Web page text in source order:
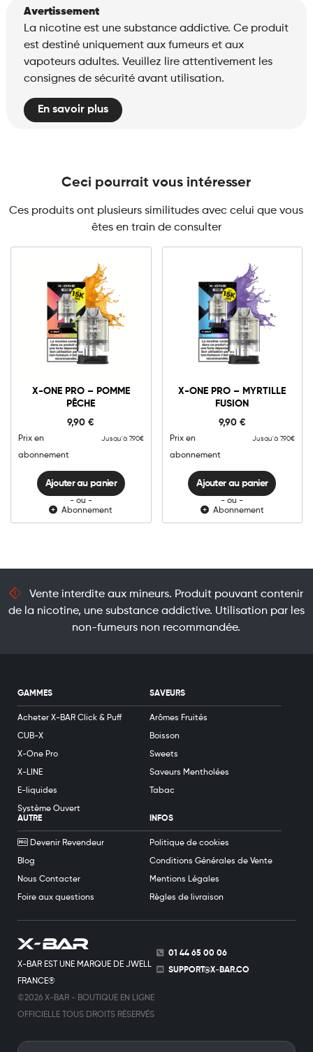
Avertissement
La nicotine est une substance addictive. Ce produit
est destiné uniquement aux fumeurs et aux
vapoteurs adultes. Veuillez lire attentivement les
consignes de sécurité avant utilisation.
En savoir plus
Ceci pourrait vous intéresser
Ces produits ont plusieurs similitudes avec celui que vous
êtes en train de consulter
X-ONE PRO – POMME
PÊCHE
9,90€
Prix en
abonnement
Jusqu'à 7.90€
10mg 20mg
ONE
-
Pêche
quantité
Ajouter au panier
Ajouter au panier
- ou -
Abonnement
X-ONE PRO – MYRTILLE
FUSION
9,90 €
Prix en
abonnement
Jusqu'à 7.90€
10mg 20mg
ONE
-
Fusion
quantité
Ajouter au panier
Ajouter au panier
- ou -
Abonnement
Vente interdite aux mineurs. Produit pouvant contenir
de la nicotine, une substance addictive. Utilisation par les
non-fumeurs non recommandée.
X-BAR EST UNE MARQUE DE JWELL
FRANCE®
©2026 X-BAR - BOUTIQUE EN LIGNE
OFFICIELLE TOUS DROITS RÉSERVÉS
01 44 65 00 06
SUPPORT@X-BAR.CO
GAMMES
Acheter X-BAR Click & Puff
CUB-X
X-One Pro
X-LINE
E-liquides
Système Ouvert
SAVEURS
Arômes Fruités
Boisson
Sweets
Saveurs Mentholées
Tabac
AUTRE
Devenir Revendeur
Blog
Nous Contacter
Foire aux questions
INFOS
Politique de cookies
Conditions Générales de Vente
Mentions Légales
Règles de livraison